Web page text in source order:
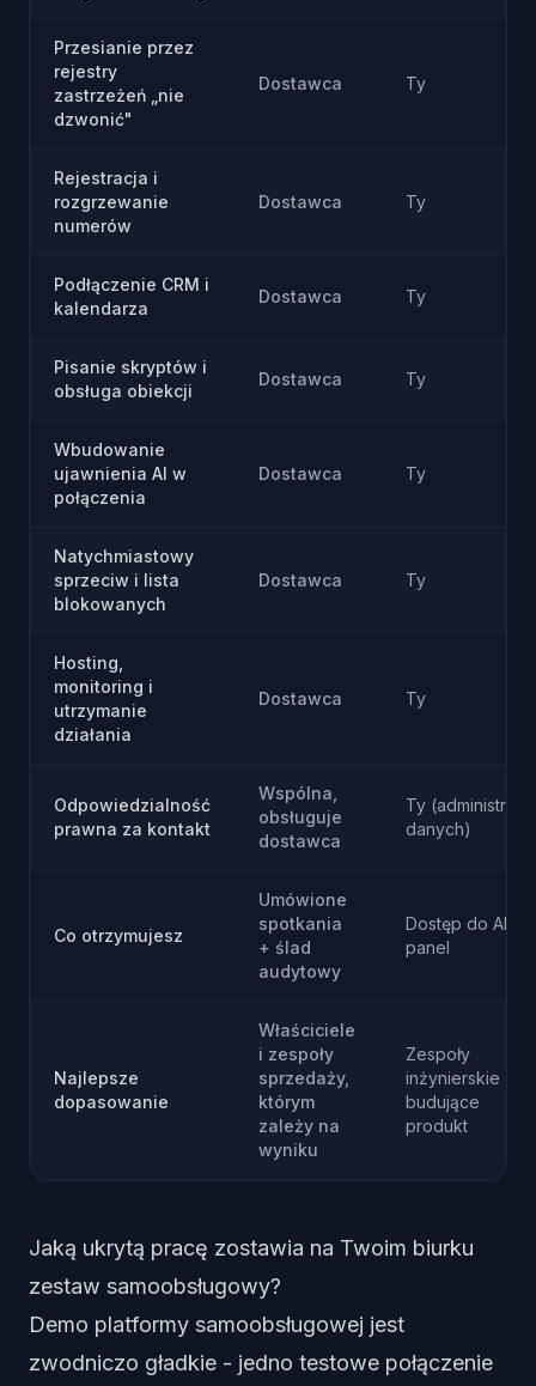
Przesianie przez
rejestry
zastrzeżeń „nie
dzwonić"
Dostawca Ty
Rejestracja i
rozgrzewanie
numerów
Dostawca Ty
Podłączenie CRM i
kalendarza
Dostawca Ty
Pisanie skryptów i
obsługa obiekcji
Dostawca Ty
Wbudowanie
ujawnienia AI w
połączenia
Dostawca Ty
Natychmiastowy
sprzeciw i lista
blokowanych
Dostawca Ty
Hosting,
monitoring i
utrzymanie
działania
Dostawca Ty
Odpowiedzialność
prawna za kontakt
Wspólna,
obsługuje
dostawca
Ty (administrator
danych)
Co otrzymujesz
Umówione
spotkania
+ ślad
audytowy
Dostęp do API +
panel
Najlepsze
dopasowanie
Właściciele
i zespoły
sprzedaży,
którym
zależy na
wyniku
Zespoły
inżynierskie
budujące
produkt
Jaką ukrytą pracę zostawia na Twoim biurku
zestaw samoobsługowy?
Demo platformy samoobsługowej jest
zwodniczo gładkie - jedno testowe połączenie